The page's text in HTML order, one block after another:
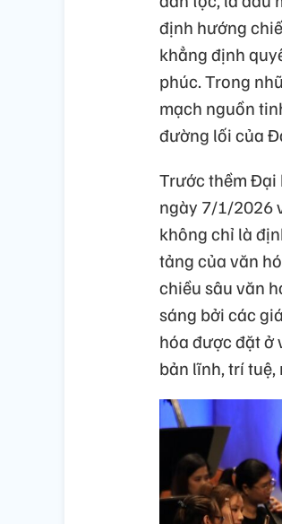
định hướng
khẳng định
phúc. Trong
mạch nguồn
đường lối của
Trước thềm Đại
ngày 7/1/2026
không chỉ là
tảng của văn
chiều sâu văn
sáng bởi các
hóa được đặt ở
bản lĩnh, trí